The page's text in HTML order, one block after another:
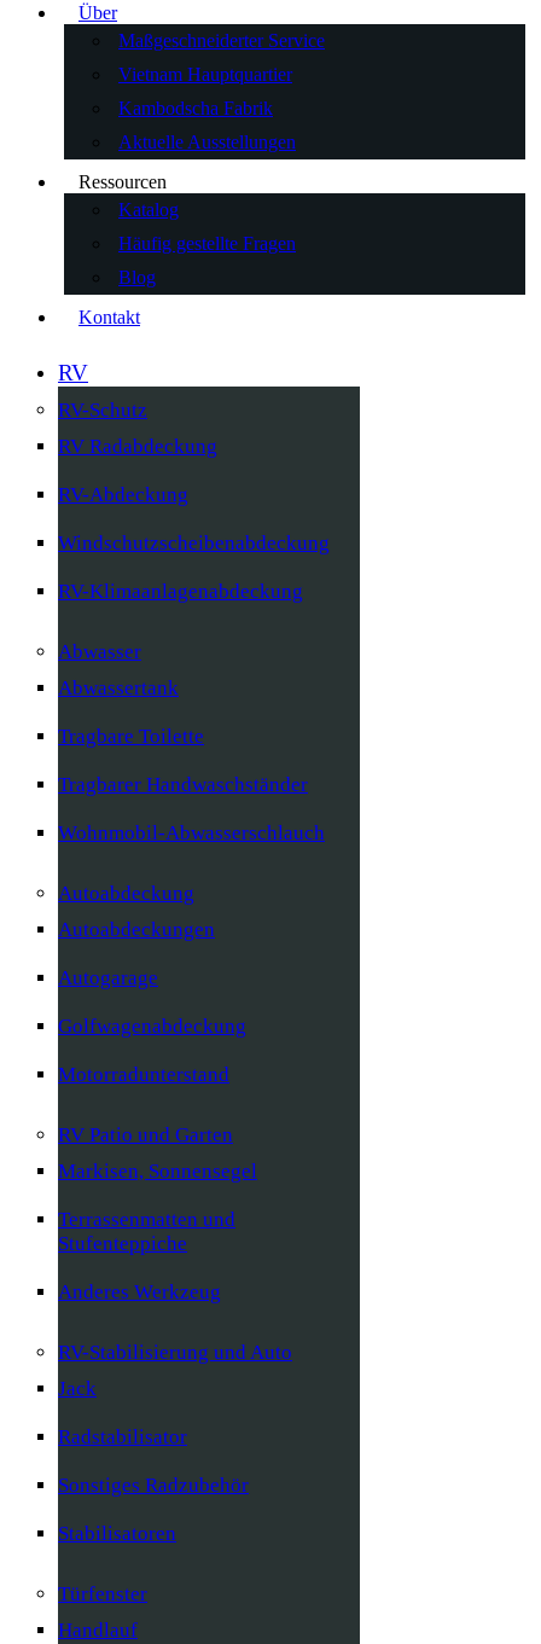
Über
Maßgeschneiderter Service
Vietnam Hauptquartier
Kambodscha Fabrik
Aktuelle Ausstellungen
Ressourcen
Katalog
Häufig gestellte Fragen
Blog
Kontakt
RV
RV-Schutz
RV Radabdeckung
RV-Abdeckung
Windschutzscheibenabdeckung
RV-Klimaanlagenabdeckung
Abwasser
Abwassertank
Tragbare Toilette
Tragbarer Handwaschständer
Wohnmobil-Abwasserschlauch
Autoabdeckung
Autoabdeckungen
Autogarage
Golfwagenabdeckung
Motorradunterstand
RV Patio und Garten
Markisen, Sonnensegel
Terrassenmatten und
Stufenteppiche
Anderes Werkzeug
RV-Stabilisierung und Auto
Jack
Radstabilisator
Sonstiges Radzubehör
Stabilisatoren
Türfenster
Handlauf